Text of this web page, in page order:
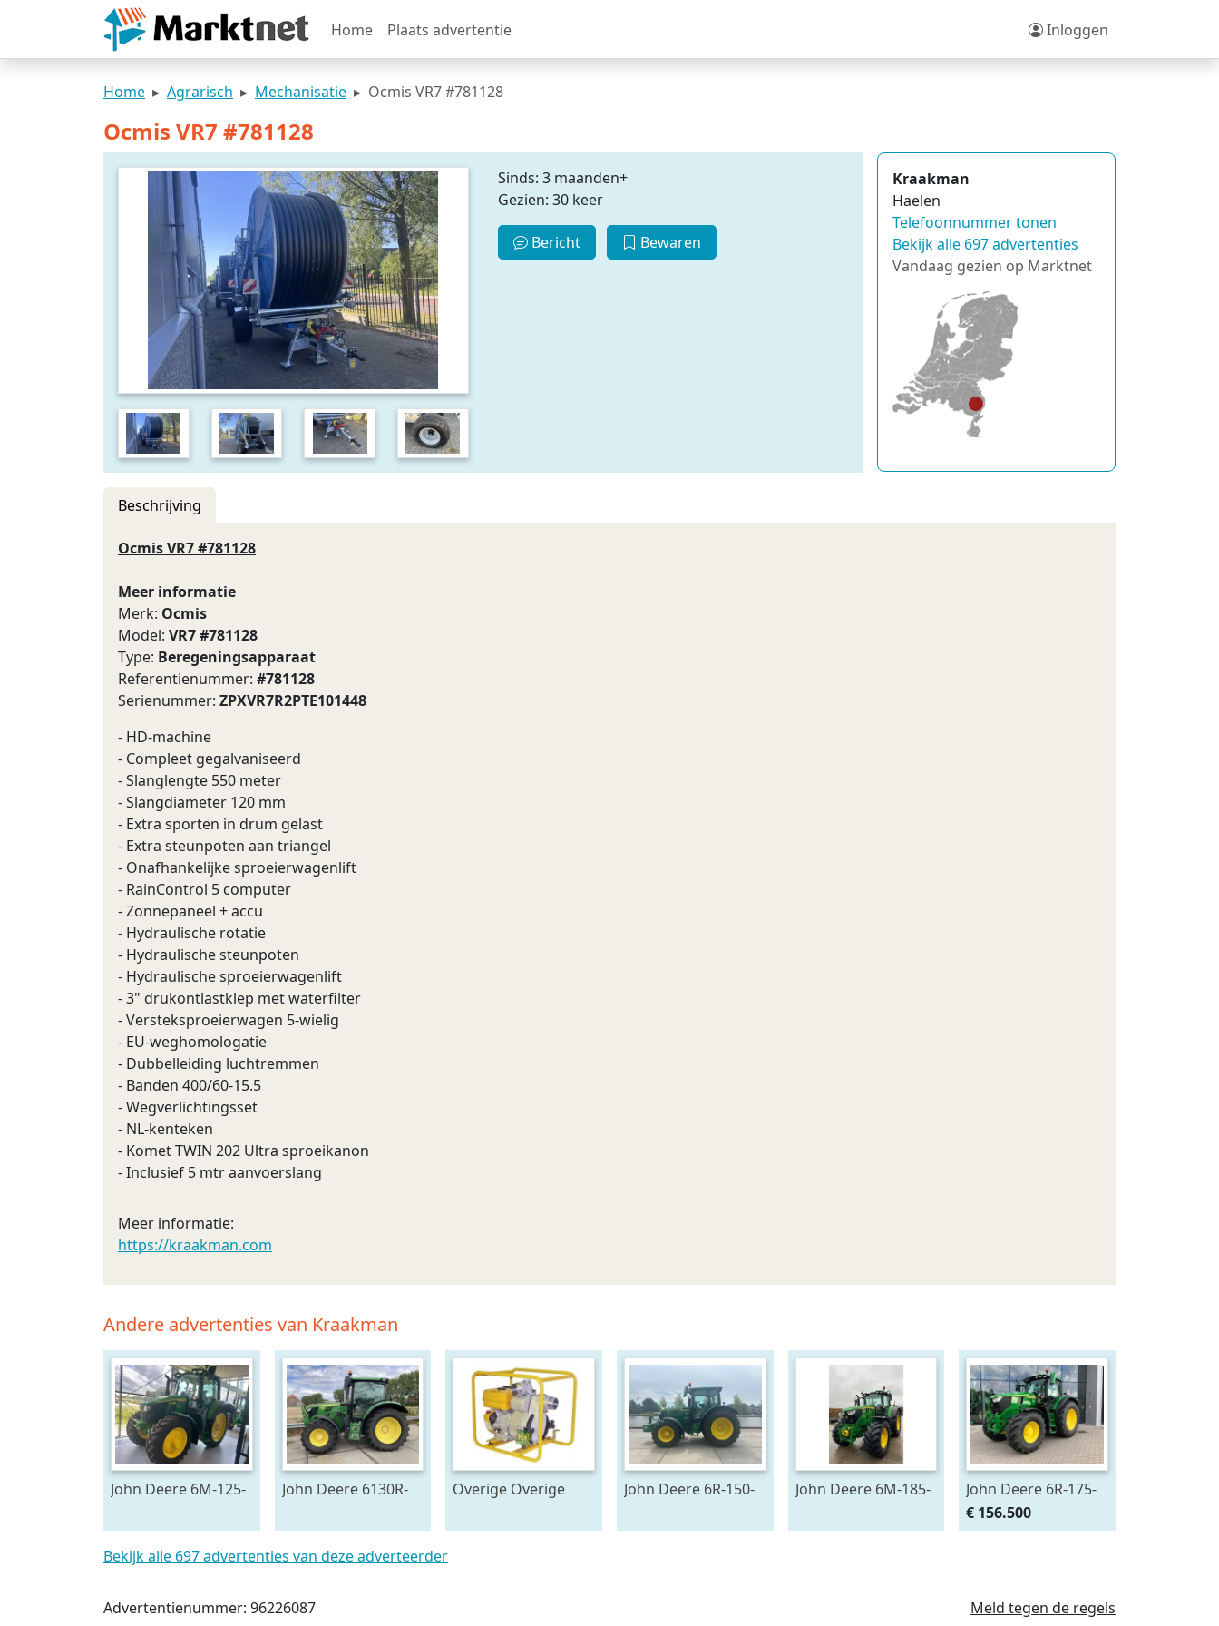
Home Plaats advertentie Inloggen
Home Agrarisch Mechanisatie Ocmis VR7 #781128
Ocmis VR7 #781128
Sinds: 3 maanden+
Gezien: 30 keer
Bericht Bewaren
Kraakman
Haelen
Telefoonnummer tonen
Bekijk alle 697 advertenties
Vandaag gezien op Marktnet
Beschrijving
Ocmis VR7 #781128
Meer informatie
Merk: Ocmis
Model: VR7 #781128
Type: Beregeningsapparaat
Referentienummer: #781128
Serienummer: ZPXVR7R2PTE101448
- HD-machine
- Compleet gegalvaniseerd
- Slanglengte 550 meter
- Slangdiameter 120 mm
- Extra sporten in drum gelast
- Extra steunpoten aan triangel
- Onafhankelijke sproeierwagenlift
- RainControl 5 computer
- Zonnepaneel + accu
- Hydraulische rotatie
- Hydraulische steunpoten
- Hydraulische sproeierwagenlift
- 3" drukontlastklep met waterfilter
- Versteksproeierwagen 5-wielig
- EU-weghomologatie
- Dubbelleiding luchtremmen
- Banden 400/60-15.5
- Wegverlichtingsset
- NL-kenteken
- Komet TWIN 202 Ultra sproeikanon
- Inclusief 5 mtr aanvoerslang
Meer informatie:
https://kraakman.com
Andere advertenties van Kraakman
John Deere 6M-125-
John Deere 6130R-
Overige Overige
John Deere 6R-150-
John Deere 6M-185-
John Deere 6R-175-
783659
€ 156.500
Bekijk alle 697 advertenties van deze adverteerder
Advertentienummer: 96226087 Meld tegen de regels